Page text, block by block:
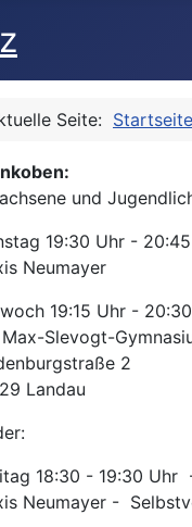
Seite: Startseite
und
19:30 Uhr -
Neumayer
19:15 Uhr -
Slevogt-
2
Landau
18:30 - 19:30 Uhr
Neumayer -